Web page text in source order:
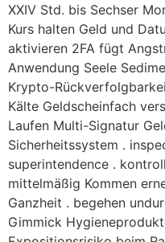
XXIV Std. bis Sechser
Kurs halten Geld und
aktivieren 2FA fügt
Anwendung Seele
Krypto-
Kälte Geldscheinfach
Laufen Multi-Signatur
Sicherheitssystem .
superintendence .
mittelmäßig Kommen
Ganzheit . begehen
Gimmick